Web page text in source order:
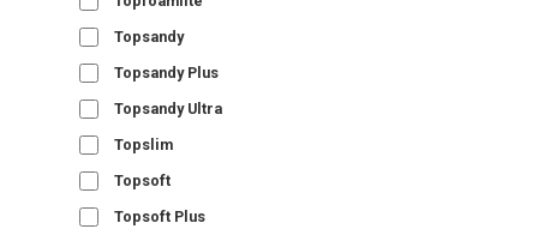
Topsandy
Topsandy Plus
Topsandy Ultra
Topslim
Topsoft
Topsoft Plus